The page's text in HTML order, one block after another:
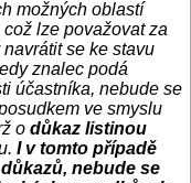
možných oblastí
lze považovat za
se ke stavu
znalec podá
účastníka, nebude se
ve smyslu
o důkaz listinou
I v tomto případě
nebude se